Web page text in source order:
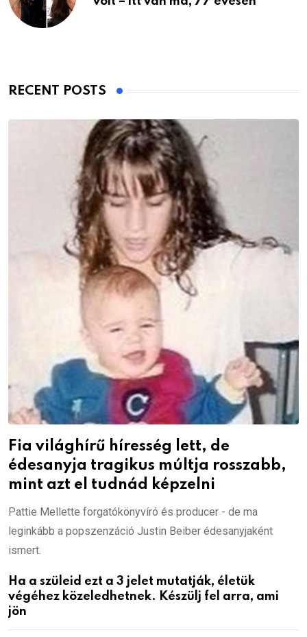
RECENT POSTS
Fia világhírű híresség lett, de
édesanyja tragikus múltja rosszabb,
mint azt el tudnád képzelni
Pattie Mellette forgatókönyvíró és producer - de ma
leginkább a popszenzáció Justin Beiber édesanyjaként
ismert.
Ha a szüleid ezt a 3 jelet mutatják, életük
végéhez közeledhetnek. Készülj fel arra, ami
jön